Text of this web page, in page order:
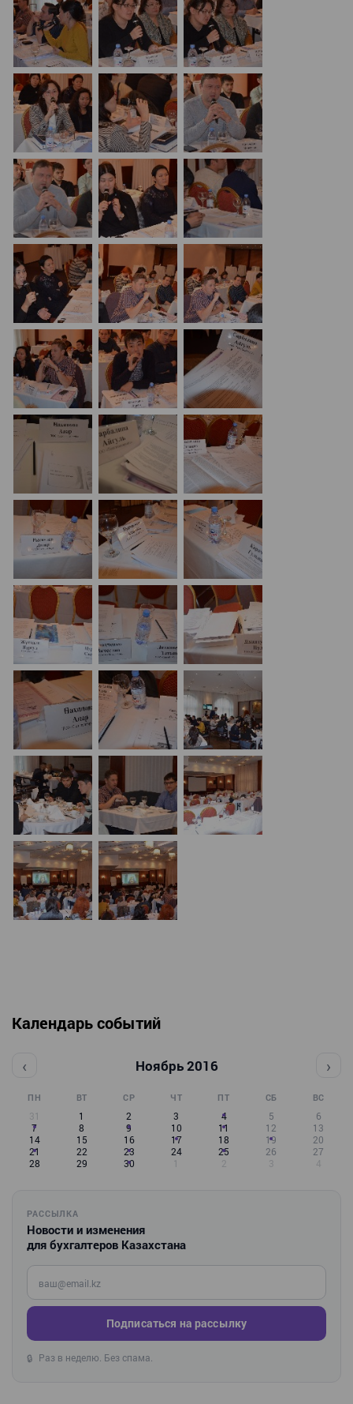
Календарь событий
‹ Ноябрь 2016 ›
ПН ВТ СР ЧТ ПТ СБ ВС
31 1 2 3 4 5
6
7
8 9 10 11 12
13
14
15 16 17 18 19
20
21
22 23 24 25 26
27
28
29 30 1 2 3 4
РАССЫЛКА
Новости и изменения
для бухгалтеров Казахстана
Введите ваш e-mail
Подписаться на рассылку
🔒 Раз в неделю. Без спама.